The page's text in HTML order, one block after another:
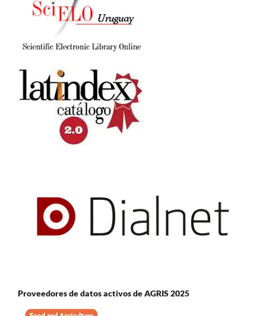
Proveedores de datos activos de AGRIS 2025